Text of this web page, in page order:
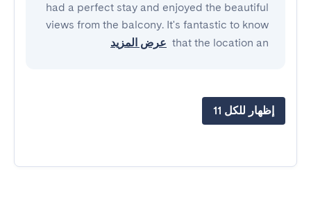
had a perfect stay and enjoyed the beautiful
views from the balcony. It's fantastic to know
that the location an عرض المزيد
إظهار للكل 11